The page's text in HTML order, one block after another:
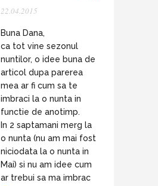
22.04.2015
Buna Dana,
ca tot vine sezonul
nuntilor, o idee buna de
articol dupa parerea
mea ar fi cum sa te
imbraci la o nunta in
functie de anotimp.
In 2 saptamani merg la
o nunta (nu am mai fost
niciodata la o nunta in
Mai) si nu am idee cum
ar trebui sa ma imbrac